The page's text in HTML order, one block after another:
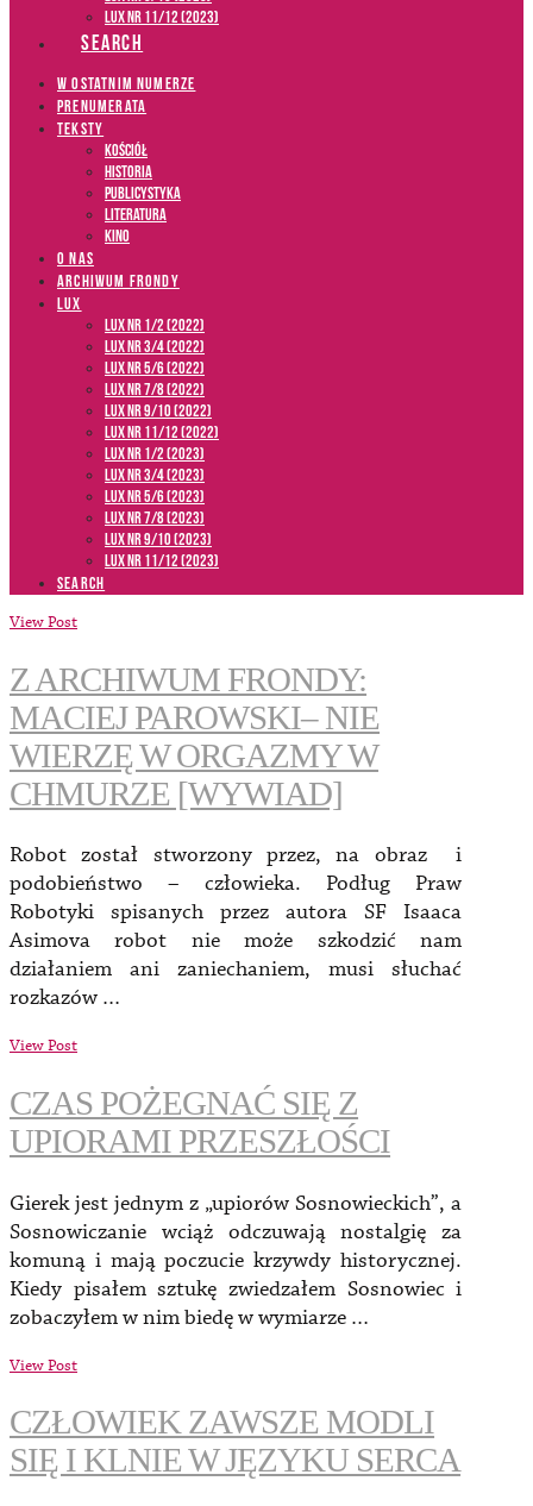
LUX NR 11/12 (2023)
SEARCH
W OSTATNIM NUMERZE
PRENUMERATA
TEKSTY
Kościół
Historia
Publicystyka
Literatura
Kino
O NAS
ARCHIWUM FRONDY
LUX
LUX NR 1/2 (2022)
LUX NR 3/4 (2022)
LUX NR 5/6 (2022)
LUX NR 7/8 (2022)
LUX nr 9/10 (2022)
LUX NR 11/12 (2022)
LUX NR 1/2 (2023)
LUX NR 3/4 (2023)
LUX NR 5/6 (2023)
LUX NR 7/8 (2023)
LUX NR 9/10 (2023)
LUX NR 11/12 (2023)
SEARCH
View Post
Z ARCHIWUM FRONDY:
MACIEJ PAROWSKI– NIE
WIERZĘ W ORGAZMY W
CHMURZE [WYWIAD]
Robot został stworzony przez, na obraz i
podobieństwo – człowieka. Podług Praw
Robotyki spisanych przez autora SF Isaaca
Asimova robot nie może szkodzić nam
działaniem ani zaniechaniem, musi słuchać
rozkazów …
View Post
CZAS POŻEGNAĆ SIĘ Z
UPIORAMI PRZESZŁOŚCI
Gierek jest jednym z „upiorów Sosnowieckich”, a
Sosnowiczanie wciąż odczuwają nostalgię za
komuną i mają poczucie krzywdy historycznej.
Kiedy pisałem sztukę zwiedzałem Sosnowiec i
zobaczyłem w nim biedę w wymiarze …
View Post
CZŁOWIEK ZAWSZE MODLI
SIĘ I KLNIE W JĘZYKU SERCA